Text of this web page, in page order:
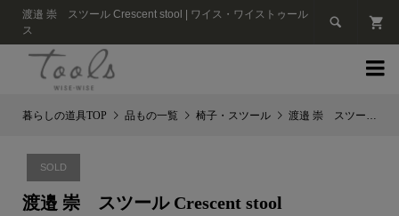
渡邉 崇 スツール Crescent stool | ワイス・ワイストゥール
ス


品もの一覧 椅子・スツール 渡邉 崇 スツール Crescent stool
SOLD
渡邉 崇 スツール Crescent stool